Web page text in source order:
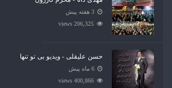
3 هفته پیش
206,325 views
حسن علیقلی - ویدیو بی تو تنها
6 ماه پیش
400,866 views